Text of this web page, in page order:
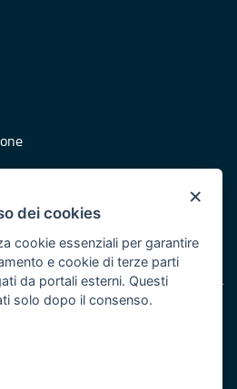
Puglia
del POR Puglia 2014/2020 -
×
dei cookies
cookie essenziali per garantire
e cookie di terze parti
da portali esterni. Questi
solo dopo il consenso.